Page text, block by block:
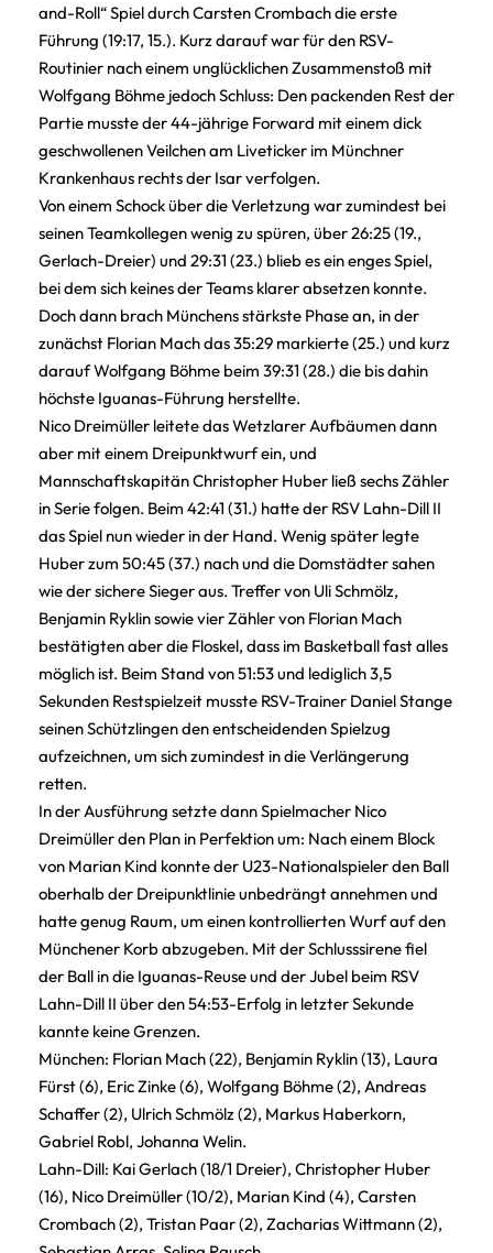
and-Roll“ Spiel durch Carsten Crombach die erste
Führung (19:17, 15.). Kurz darauf war für den RSV-
Routinier nach einem unglücklichen Zusammenstoß mit
Wolfgang Böhme jedoch Schluss: Den packenden Rest der
Partie musste der 44-jährige Forward mit einem dick
geschwollenen Veilchen am Liveticker im Münchner
Krankenhaus rechts der Isar verfolgen.
Von einem Schock über die Verletzung war zumindest bei
seinen Teamkollegen wenig zu spüren, über 26:25 (19.,
Gerlach-Dreier) und 29:31 (23.) blieb es ein enges Spiel,
bei dem sich keines der Teams klarer absetzen konnte.
Doch dann brach Münchens stärkste Phase an, in der
zunächst Florian Mach das 35:29 markierte (25.) und kurz
darauf Wolfgang Böhme beim 39:31 (28.) die bis dahin
höchste Iguanas-Führung herstellte.
Nico Dreimüller leitete das Wetzlarer Aufbäumen dann
aber mit einem Dreipunktwurf ein, und
Mannschaftskapitän Christopher Huber ließ sechs Zähler
in Serie folgen. Beim 42:41 (31.) hatte der RSV Lahn-Dill II
das Spiel nun wieder in der Hand. Wenig später legte
Huber zum 50:45 (37.) nach und die Domstädter sahen
wie der sichere Sieger aus. Treffer von Uli Schmölz,
Benjamin Ryklin sowie vier Zähler von Florian Mach
bestätigten aber die Floskel, dass im Basketball fast alles
möglich ist. Beim Stand von 51:53 und lediglich 3,5
Sekunden Restspielzeit musste RSV-Trainer Daniel Stange
seinen Schützlingen den entscheidenden Spielzug
aufzeichnen, um sich zumindest in die Verlängerung
retten.
In der Ausführung setzte dann Spielmacher Nico
Dreimüller den Plan in Perfektion um: Nach einem Block
von Marian Kind konnte der U23-Nationalspieler den Ball
oberhalb der Dreipunktlinie unbedrängt annehmen und
hatte genug Raum, um einen kontrollierten Wurf auf den
Münchener Korb abzugeben. Mit der Schlusssirene fiel
der Ball in die Iguanas-Reuse und der Jubel beim RSV
Lahn-Dill II über den 54:53-Erfolg in letzter Sekunde
kannte keine Grenzen.
München: Florian Mach (22), Benjamin Ryklin (13), Laura
Fürst (6), Eric Zinke (6), Wolfgang Böhme (2), Andreas
Schaffer (2), Ulrich Schmölz (2), Markus Haberkorn,
Gabriel Robl, Johanna Welin.
Lahn-Dill: Kai Gerlach (18/1 Dreier), Christopher Huber
(16), Nico Dreimüller (10/2), Marian Kind (4), Carsten
Crombach (2), Tristan Paar (2), Zacharias Wittmann (2),